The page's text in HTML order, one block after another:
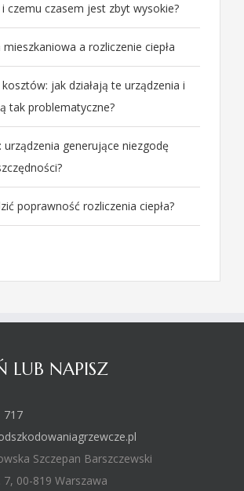
i czemu czasem jest zbyt wysokie?
a rozliczenie ciepła
jak działają te urządzenia i
tak problematyczne?
urządzenia generujące niezgodę
poprawność rozliczenia ciepła?
LUB NAPISZ
717
Szczepan Barszczewski
7, 00-819 Warszawa